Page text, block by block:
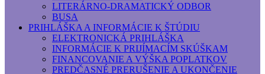
LITERÁRNO-DRAMATICKÝ ODBOR
BUSA
PRIHLÁŠKA A INFORMÁCIE K ŠTÚDIU
ELEKTRONICKÁ PRIHLÁŠKA
INFORMÁCIE K PRIJÍMACÍM SKÚŠKAM
FINANCOVANIE A VÝŠKA POPLATKOV
PREDČASNÉ PRERUŠENIE A UKONČENIE